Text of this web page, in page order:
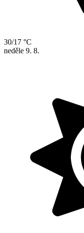
30/17 °C
neděle 9. 8.